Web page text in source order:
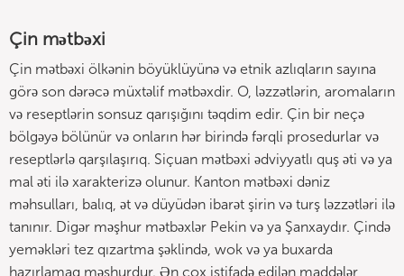
Çin mətbəxi
Çin mətbəxi ölkənin böyüklüyünə və etnik azlıqların sayına
görə son dərəcə müxtəlif mətbəxdir. O, ləzzətlərin, aromaların
və reseptlərin sonsuz qarışığını təqdim edir. Çin bir neçə
bölgəyə bölünür və onların hər birində fərqli prosedurlar və
reseptlərlə qarşılaşırıq. Siçuan mətbəxi ədviyyatlı quş əti və ya
mal əti ilə xarakterizə olunur. Kanton mətbəxi dəniz
məhsulları, balıq, ət və düyüdən ibarət şirin və turş ləzzətləri ilə
tanınır. Digər məşhur mətbəxlər Pekin və ya Şanxaydır. Çində
yeməkləri tez qızartma şəklində, wok və ya buxarda
hazırlamaq məşhurdur. Ən çox istifadə edilən maddələr